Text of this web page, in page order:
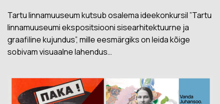
Tartu linnamuuseum kutsub osalema ideekonkursil ”Tartu
linnamuuseumi ekspositsiooni sisearhitektuurne ja
graafiline kujundus”, mille eesmärgiks on leida kõige
sobivam visuaalne lahendus…